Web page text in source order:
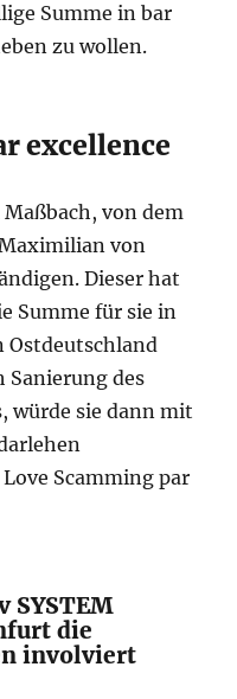
Summe in bar
zu wollen.
excellence
Maßbach, von dem
von
Dieser hat
Summe für sie in
Ostdeutschland
Sanierung des
würde sie dann mit
Scamming par
SYSTEM
die
involviert